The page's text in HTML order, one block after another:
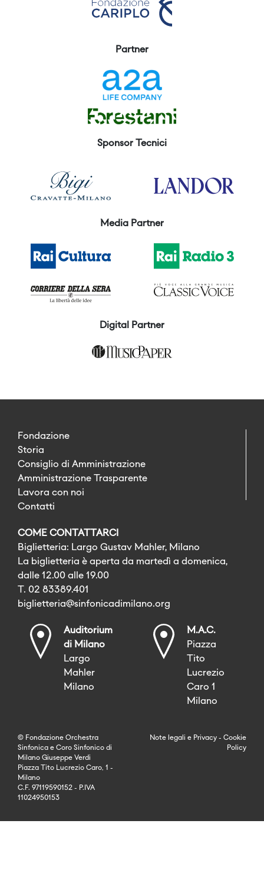
Partner
Sponsor Tecnici
Media Partner
Digital Partner
Fondazione
Storia
Consiglio di Amministrazione
Amministrazione Trasparente
Lavora con noi
Contatti
COME CONTATTARCI
Biglietteria: Largo Gustav Mahler, Milano
La biglietteria è aperta da martedì a domenica,
dalle 12.00 alle 19.00
T. 02 83389.401
biglietteria@sinfonicadimilano.org
Auditorium
di Milano
Largo
Mahler
Milano
M.A.C.
Piazza
Tito
Lucrezio
Caro 1
Milano
© Fondazione Orchestra
Sinfonica e Coro Sinfonico di
Milano Giuseppe Verdi
Piazza Tito Lucrezio Caro, 1 -
Milano
C.F. 97119590152 - P.IVA
11024950153
Note legali e Privacy - Cookie
Policy